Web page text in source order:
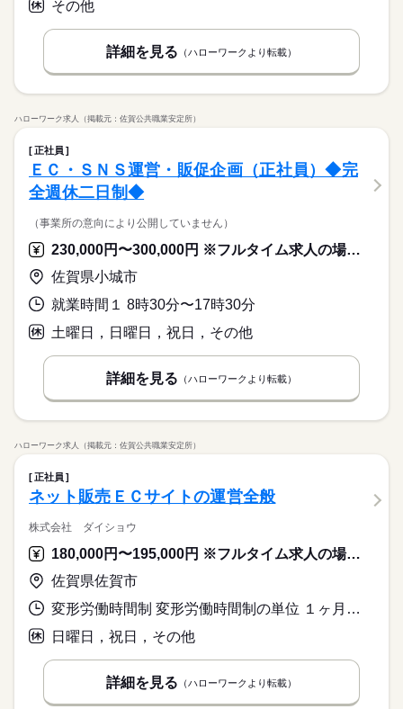
その他
詳細を見る （ハローワークより転載）
ハローワーク求人（掲載元：佐賀公共職業安定所）
正社員
ＥＣ・ＳＮＳ運営・販促企画（正社員）◆完
全週休二日制◆
（事業所の意向により公開していません）
230,000円〜300,000円 ※フルタイム求人の場合は月額（換算額）、パート求人の場合は時間額を表示しています。
佐賀県小城市
就業時間１ 8時30分〜17時30分
土曜日，日曜日，祝日，その他
詳細を見る （ハローワークより転載）
ハローワーク求人（掲載元：佐賀公共職業安定所）
正社員
ネット販売ＥＣサイトの運営全般
株式会社 ダイショウ
180,000円〜195,000円 ※フルタイム求人の場合は月額（換算額）、パート求人の場合は時間額を表示しています。
佐賀県佐賀市
変形労働時間制 変形労働時間制の単位 １ヶ月単位 就業時間１ 8時00分〜17時00分
日曜日，祝日，その他
詳細を見る （ハローワークより転載）